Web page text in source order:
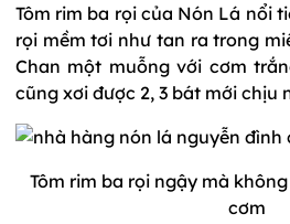
Tôm rim ba rọi của Nón Lá nổi
rọi mềm tơi như tan ra trong
Chan một muỗng với cơm
cũng xơi được 2, 3 bát mới chịu
Tôm rim ba rọi ngậy mà
cơm